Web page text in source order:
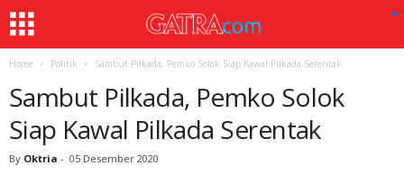
Home Politik Sambut Pilkada, Pemko Solok Siap Kawal Pilkada Serentak
Sambut Pilkada, Pemko Solok
Siap Kawal Pilkada Serentak
By Oktria - 05 Desember 2020